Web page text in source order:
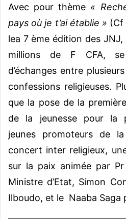
Avec pour thème «
pays où je t’ai établie » (Cf
lea 7 ème édition des
millions de F CFA,
d’échanges entre
confessions religieuses.
que la pose de la
de la jeunesse pour la
jeunes promoteurs de
concert inter religieux,
sur la paix animée par
Ministre d’Etat, Simon
Ilboudo, et le Naaba Saga